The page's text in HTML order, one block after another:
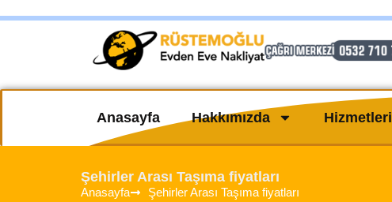
Anasayfa Hakkımızda
Şehirler Arası Taşıma fiyatları
Anasayfa Şehirler Arası Taşıma fiyatları